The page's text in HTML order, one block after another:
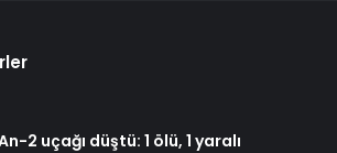
2 uçağı düştü: 1 ölü, 1 yaralı